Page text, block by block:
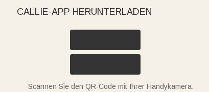
CALLIE-APP HERUNTERLADEN
Scannen Sie den QR-Code mit Ihrer Handykamera.